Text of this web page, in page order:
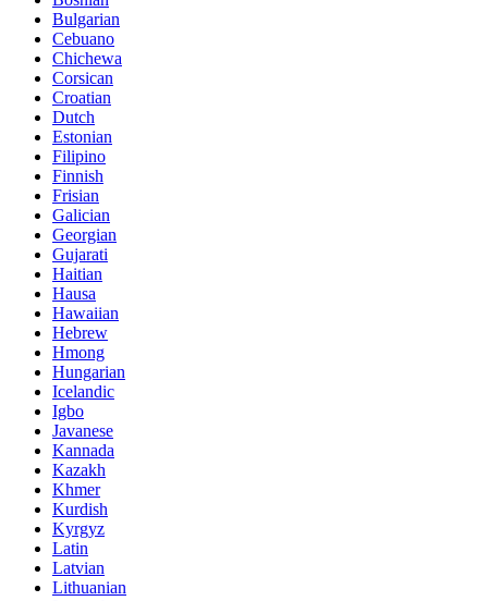
Bulgarian
Cebuano
Chichewa
Corsican
Croatian
Dutch
Estonian
Filipino
Finnish
Frisian
Galician
Georgian
Gujarati
Haitian
Hausa
Hawaiian
Hebrew
Hmong
Hungarian
Icelandic
Igbo
Javanese
Kannada
Kazakh
Khmer
Kurdish
Kyrgyz
Latin
Latvian
Lithuanian